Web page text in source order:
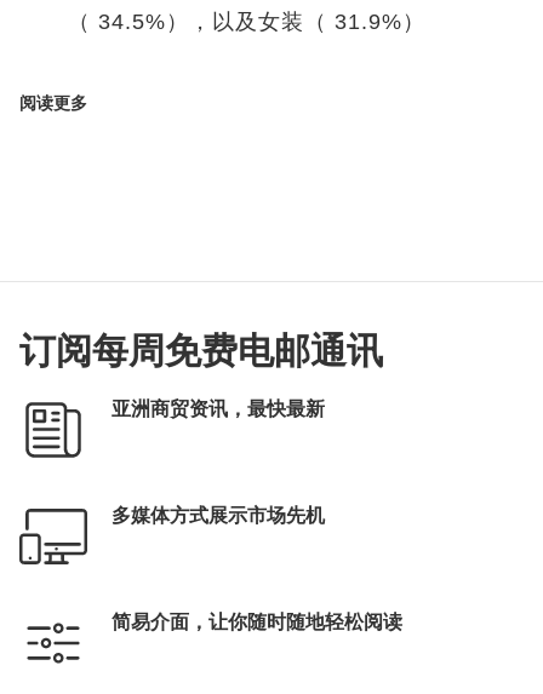
（ 34.5%），以及女装（ 31.9%）
阅读更多
订阅每周免费电邮通讯
亚洲商贸资讯，最快最新
多媒体方式展示市场先机
简易介面，让你随时随地轻松阅读